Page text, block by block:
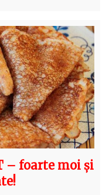
– foarte moi și